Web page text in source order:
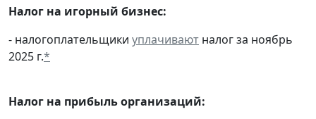
Налог на игорный бизнес:
- налогоплательщики уплачивают налог за ноябрь
2025 г.*
Налог на прибыль организаций: